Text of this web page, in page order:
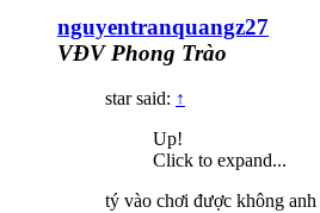
nguyentranquangz27
VĐV Phong Trào
star said: ↑
Up!
Click to expand...
tý vào chơi được không